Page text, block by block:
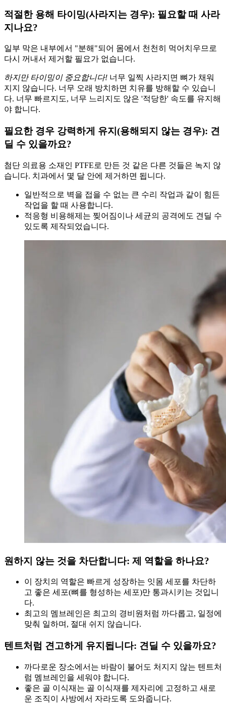
적절한 용해 타이밍(사라지는 경우): 필요할 때 사라
지나요?
일부 막은 내부에서 "분해"되어 몸에서 천천히 먹어치우므로
다시 꺼내서 제거할 필요가 없습니다.
하지만 타이밍이 중요합니다! 너무 일찍 사라지면 뼈가 채워
지지 않습니다. 너무 오래 방치하면 치유를 방해할 수 있습니
다. 너무 빠르지도, 너무 느리지도 않은 '적당한' 속도를 유지해
야 합니다.
필요한 경우 강력하게 유지(용해되지 않는 경우): 견
딜 수 있을까요?
첨단 의료용 소재인 PTFE로 만든 것 같은 다른 것들은 녹지 않
습니다. 치과에서 몇 달 안에 제거하면 됩니다.
일반적으로 벽을 접을 수 없는 큰 수리 작업과 같이 힘든
작업을 할 때 사용합니다.
적응형 비용해제는 찢어짐이나 세균의 공격에도 견딜 수
있도록 제작되었습니다.
원하지 않는 것을 차단합니다: 제 역할을 하나요?
이 장치의 역할은 빠르게 성장하는 잇몸 세포를 차단하
고 좋은 세포(뼈를 형성하는 세포)만 통과시키는 것입니
다.
최고의 멤브레인은 최고의 경비원처럼 까다롭고, 일정에
맞춰 일하며, 절대 쉬지 않습니다.
텐트처럼 견고하게 유지됩니다: 견딜 수 있을까요?
까다로운 장소에서는 바람이 불어도 처지지 않는 텐트처
럼 멤브레인을 세워야 합니다.
좋은 골 이식재는 골 이식재를 제자리에 고정하고 새로
운 조직이 사방에서 자라도록 도와줍니다.